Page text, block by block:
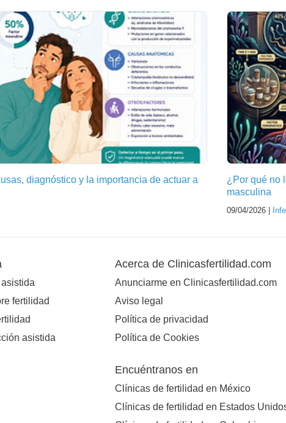
diagnóstico y la importancia de actuar a
¿Por qué no
masculina
09/04/2026 |
fertilidad
asistida
Acerca de Clinicasfertilidad.com
Anunciarme en Clinicasfertilidad.com
Aviso legal
Política de privacidad
Política de Cookies
Encuéntranos en
Clínicas de fertilidad en México
Clínicas de fertilidad en Estados